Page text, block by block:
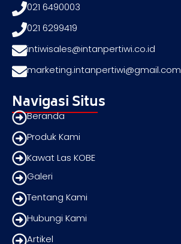
021 6490003
021 6299419
intiwisales@intanpertiwi.co.id
marketing.intanpertiwi@gmail.com
Navigasi Situs
Beranda
Produk Kami
Kawat Las KOBE
Galeri
Tentang Kami
Hubungi Kami
Artikel